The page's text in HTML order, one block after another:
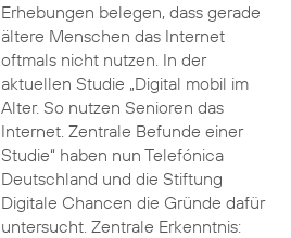
Erhebungen belegen, dass gerade
ältere Menschen das Internet
oftmals nicht nutzen. In der
aktuellen Studie „Digital mobil im
Alter. So nutzen Senioren das
Internet. Zentrale Befunde einer
Studie“ haben nun Telefónica
Deutschland und die Stiftung
Digitale Chancen die Gründe dafür
untersucht. Zentrale Erkenntnis: